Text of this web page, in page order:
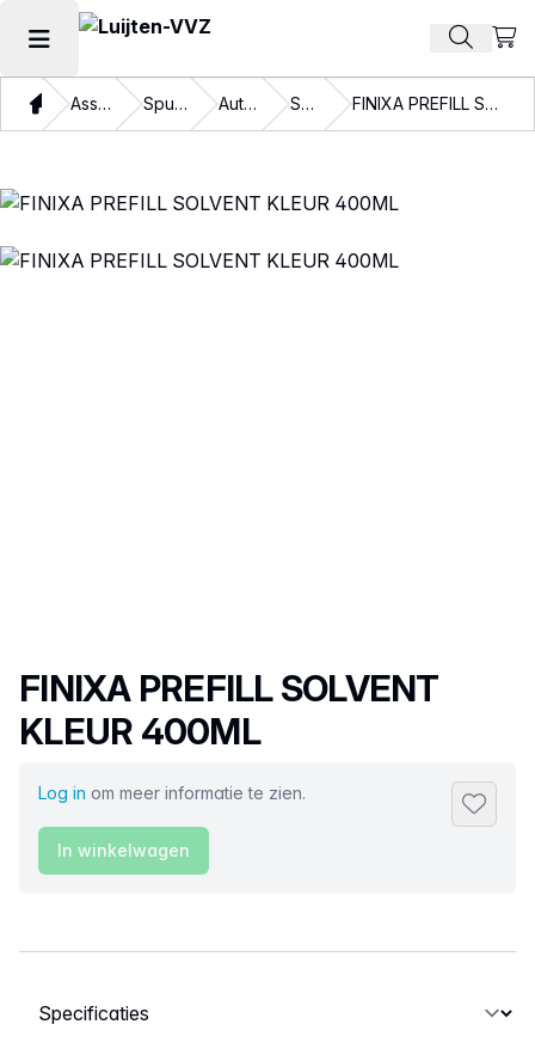
Hoofdmenu openen Zoek
ThuisAssortiment Spuitbussen Automotive Specials FINIXA PREFILL SOLVENT KLEUR 400ML
Productnaam
FINIXA PREFILL SOLVENT
KLEUR 400ML
Log in om meer informatie te zien.
In winkelwagen
Selecteer een tabblad